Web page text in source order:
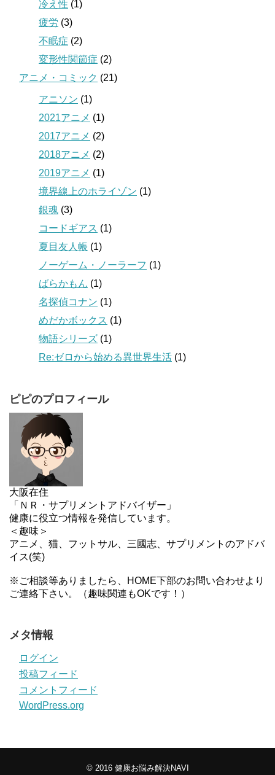
冷え性 (1)
疲労 (3)
不眠症 (2)
変形性関節症 (2)
アニメ・コミック (21)
アニソン (1)
2021アニメ (1)
2017アニメ (2)
2018アニメ (2)
2019アニメ (1)
境界線上のホライゾン (1)
銀魂 (3)
コードギアス (1)
夏目友人帳 (1)
ノーゲーム・ノーラーフ (1)
ばらかもん (1)
名探偵コナン (1)
めだかボックス (1)
物語シリーズ (1)
Re:ゼロから始める異世界生活 (1)
ピピのプロフィール
大阪在住
「ＮＲ・サプリメントアドバイザー」
健康に役立つ情報を発信しています。
＜趣味＞
アニメ、猫、フットサル、三國志、サプリメントのアドバ
イス(笑)
※ご相談等ありましたら、HOME下部のお問い合わせより
ご連絡下さい。（趣味関連もOKです！）
メタ情報
ログイン
投稿フィード
コメントフィード
WordPress.org
© 2016 健康お悩み解決NAVI